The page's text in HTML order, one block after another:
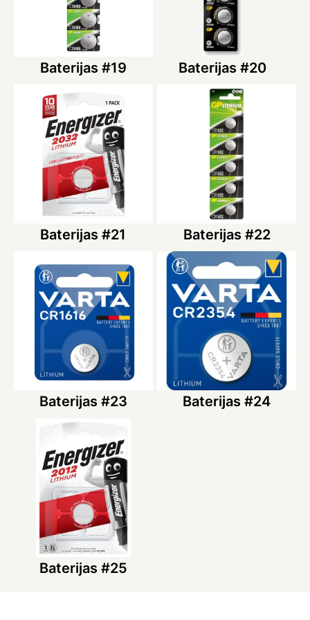
Baterijas #19 Baterijas #20
Baterijas #21 Baterijas #22
Baterijas #23 Baterijas #24
Baterijas #25